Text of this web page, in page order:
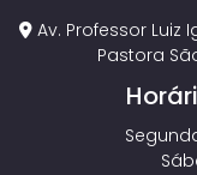
Av. Professor Luiz
Pastora